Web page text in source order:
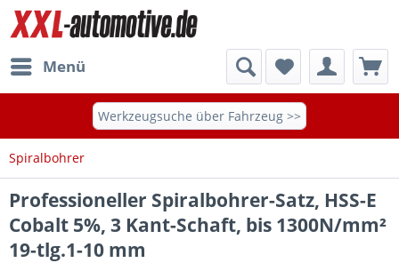
Menü
Werkzeugsuche über Fahrzeug >>
Spiralbohrer
Professioneller Spiralbohrer-Satz, HSS-E
Cobalt 5%, 3 Kant-Schaft, bis 1300N/mm²
19-tlg.1-10 mm